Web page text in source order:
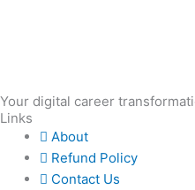
Your digital career
Links
About
Refund Policy
Contact Us